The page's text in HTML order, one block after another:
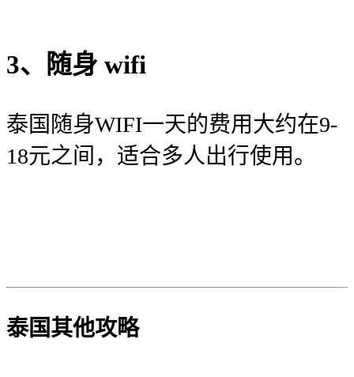
3、随身 wifi
泰国随身WIFI一天的费用大约在9-
18元之间，适合多人出行使用。
泰国其他攻略